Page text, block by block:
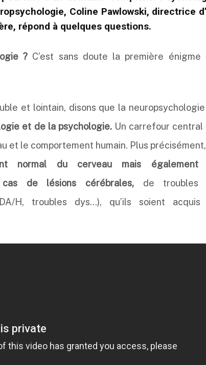
Coline Pawlowski, directrice
répond à quelques questions.
? C’est sans doute la première énigme
et lointain, disons que la
et de la psychologie.Un carrefour central
et le comportement humain. Plus
normal du cerveau mais également
de lésions cérébrales, de troubles
H, troubles dys…), qu’ils soient acquis